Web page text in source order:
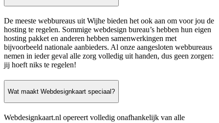
De meeste webbureaus uit Wijhe bieden het ook aan om voor jou de
hosting te regelen. Sommige webdesign bureau’s hebben hun eigen
hosting pakket en anderen hebben samenwerkingen met
bijvoorbeeld nationale aanbieders. Al onze aangesloten webbureaus
nemen in ieder geval alle zorg volledig uit handen, dus geen zorgen:
jij hoeft niks te regelen!
Wat maakt Webdesignkaart speciaal?
Webdesignkaart.nl opereert volledig onafhankelijk van alle